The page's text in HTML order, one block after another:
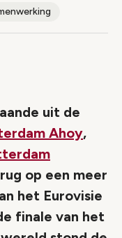
uit de
Ahoy,
op een meer
het Eurovisie
finale van het